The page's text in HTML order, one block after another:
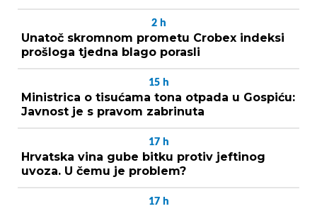
2 h
Unatoč skromnom prometu Crobex indeksi
prošloga tjedna blago porasli
15 h
Ministrica o tisućama tona otpada u Gospiću:
Javnost je s pravom zabrinuta
17 h
Hrvatska vina gube bitku protiv jeftinog
uvoza. U čemu je problem?
17 h